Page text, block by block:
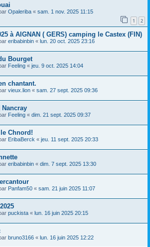
Opaleriba « sam. 1 nov. 2025 11:15
1 2
à AIGNAN ( GERS) camping le Castex (FIN)
eribabinbin « lun. 20 oct. 2025 23:16
Bourget
Feeling « jeu. 9 oct. 2025 14:04
chantant.
vieux.lion « sam. 27 sept. 2025 09:36
Nancray
Feeling « dim. 21 sept. 2025 09:37
Chnord!
EribaBerck « jeu. 11 sept. 2025 20:33
eribabinbin « dim. 7 sept. 2025 13:30
Panfam50 « sam. 21 juin 2025 11:07
puckista « lun. 16 juin 2025 20:15
bruno3166 « lun. 16 juin 2025 12:22